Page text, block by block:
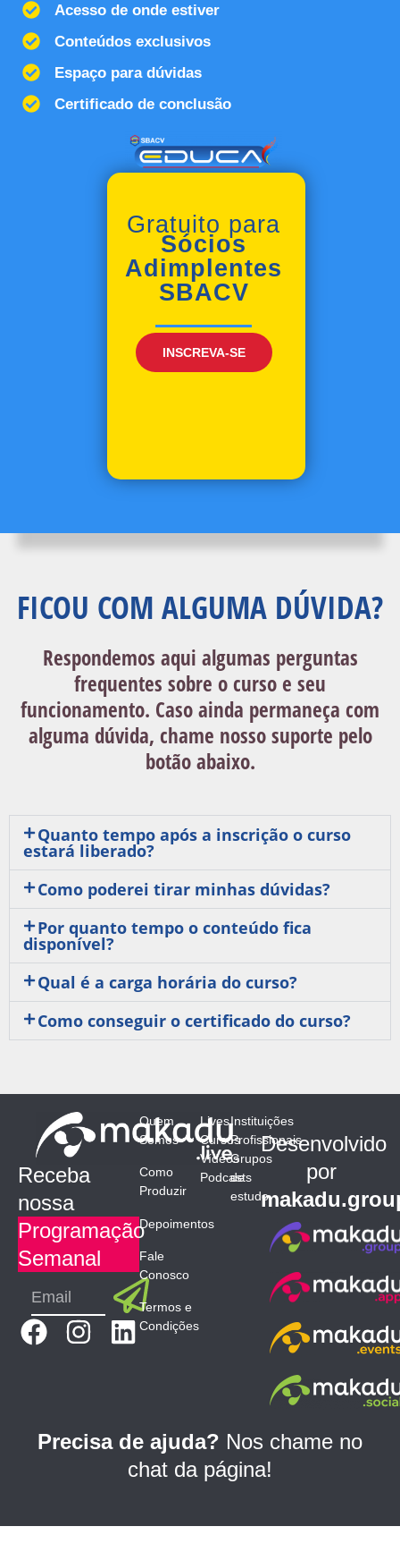
Acesso de onde estiver
Conteúdos exclusivos
Espaço para dúvidas
Certificado de conclusão
Gratuito para
Sócios
Adimplentes
SBACV
INSCREVA-SE
FICOU COM ALGUMA DÚVIDA?
Respondemos aqui algumas perguntas
frequentes sobre o curso e seu
funcionamento. Caso ainda permaneça com
alguma dúvida, chame nosso suporte pelo
botão abaixo.
Quanto tempo após a inscrição o curso
estará liberado?
Como poderei tirar minhas dúvidas?
Por quanto tempo o conteúdo fica
disponível?
Qual é a carga horária do curso?
Como conseguir o certificado do curso?
Receba
nossa
Programação
Semanal
Submit
F
b
k
I
a
a
L
e
d
n
Quem
Somos
Como
Produzir
Depoimentos
Fale
Conosco
Termos e
Condições
Lives
Cursos
Vídeos
Podcasts
Instituições
Profissionais
Grupos
de
estudo
Desenvolvido
por
Precisa de ajuda? Nos chame no
chat da página!